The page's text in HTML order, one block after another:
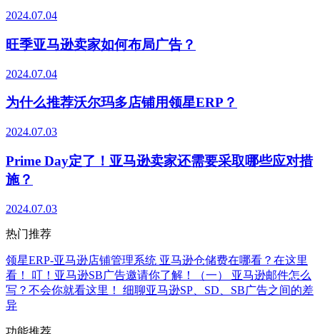
2024.07.04
旺季亚马逊卖家如何布局广告？
2024.07.04
为什么推荐沃尔玛多店铺用领星ERP？
2024.07.03
Prime Day定了！亚马逊卖家还需要采取哪些应对措
施？
2024.07.03
热门推荐
领星ERP-亚马逊店铺管理系统 亚马逊仓储费在哪看？在这里
看！
叮！亚马逊SB广告邀请你了解！（一）
亚马逊邮件怎么
写？不会你就看这里！
细聊亚马逊SP、SD、SB广告之间的差
异
功能推荐